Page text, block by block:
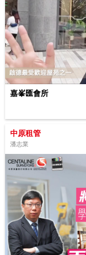
嘉峯匯會所
中原租管
潘志業